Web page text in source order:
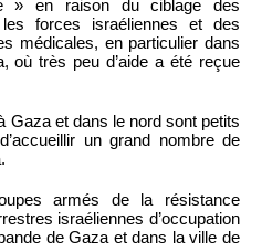
» en raison du ciblage des
forces israéliennes et des
médicales, en particulier dans
où très peu d’aide a été reçue
Gaza et dans le nord sont petits
un grand nombre de
armés de la résistance
israéliennes d’occupation
de Gaza et dans la ville de